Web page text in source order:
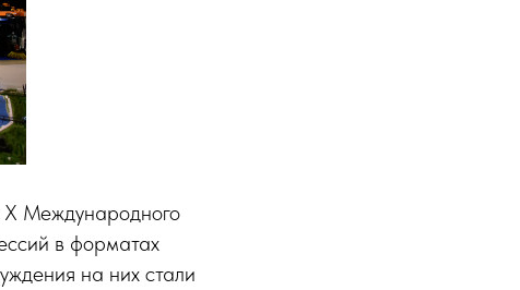
Международного
в форматах
на них стали